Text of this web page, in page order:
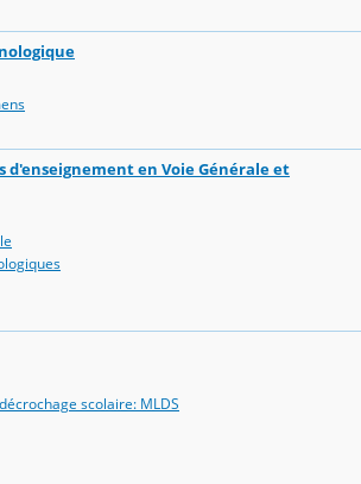
d'enseignement en Voie Générale et
scolaire: MLDS